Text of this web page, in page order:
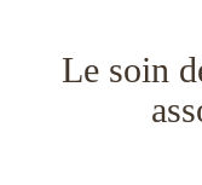
Le soin